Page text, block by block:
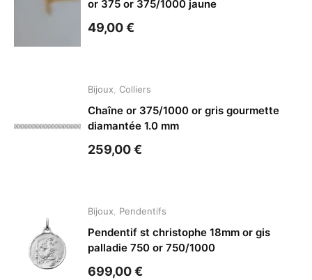
or 375 or 375/1000 jaune
49,00€
Bijoux Colliers
Chaîne or 375/1000 or gris gourmette
diamantée 1.0 mm
259,00€
Bijoux Pendentifs
Pendentif st christophe 18mm or gis
palladie 750 or 750/1000
699,00€